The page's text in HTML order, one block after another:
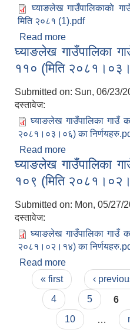
घ्याङलेख गाउँपालिकाकाे
मिति २०८१ (1).pdf
Read more
१११ (मिति
घ्याङलेख गाउँपालिका
११० (मिति
Submitted on: Sun, 06/23/
दस्तावेज:
घ्याङलेख गाउँपालिका गाउँ
२०८१।०३।०६) का
Read more
११० (मिति
घ्याङलेख गाउँपालिका
१०९ (मिति
Submitted on: Mon, 05/27/
दस्तावेज:
घ्याङलेख गाउँपालिका गाउँ
२०८१।०२।१४) का
Read more
१०९ (मिति
Pages
« first ‹
4
5 6
10